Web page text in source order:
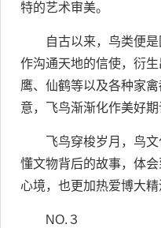
特的艺术审美。
自古以来，鸟类便
作沟通天地的信使，衍生
鹰、仙鹤等以及各种家
意，飞鸟渐渐化作美好期
飞鸟穿梭岁月，鸟
懂文物背后的故事，体
心境，也更加热爱博大精
NO.３